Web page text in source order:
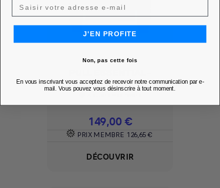
PORSCHE
Prix
149,00 €
PRIX MEMBRE 126,65 €
DÉCOUVRIR
J'EN PROFITE
Non, pas cette fois
En vous inscrivant vous acceptez de recevoir notre communication par e-
mail. Vous pouvez vous désinscrire à tout moment.